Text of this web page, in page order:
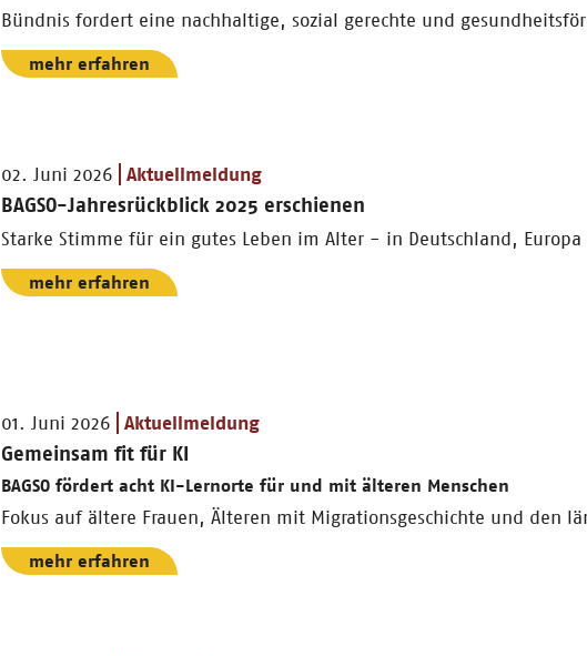
Bündnis fordert eine nachhaltige, sozial gerechte und
mehr erfahren
02. Juni 2026 Aktuellmeldung
BAGSO-Jahresrückblick 2025 erschienen
Starke Stimme für ein gutes Leben im Alter - in Deutschland,
mehr erfahren
01. Juni 2026 Aktuellmeldung
Gemeinsam fit für KI
BAGSO fördert acht KI-Lernorte für und mit älteren Menschen
Fokus auf ältere Frauen, Älteren mit Migrationsgeschichte und den
mehr erfahren